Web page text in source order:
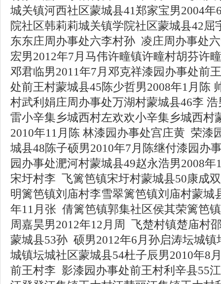
城关镇河西社区蒙城县41郑家宝男2004
院社区韩莉莉城关镇学院社区蒙城县42屈
东东庄周办事处六李村孙 凌庄周办事处
宏男2012年7月马伟许疃镇许疃村胡芬许
邓君临男2011年7月邓克祥漆园办事处前
处前王村蒙城县45陈少哲男2008年1月陈
村武利娟庄周办事处万湖村蒙城县46李
雷小辛集乡城西村左欢欢小辛集乡城西村
2010年11月陈 林漆园办事处宫庄黄 荣漆
城县48陈子硕男2010年7月陈继付漆园办
园办事处淝河村蒙城县49赵永浩男2008年
宋圩村李 飞篱笆镇宋圩村蒙城县50康成
明篱笆镇刘庙村李雪翠篱笆镇刘庙村蒙城
年11月张 倩篱笆镇郭集社区侯其荣篱笆
周嘉昊男2012年12月周 飞楚村镇楚庙村
蒙城县53孙 硕男2012年6月孙启涛坛城镇
城镇坛城社区蒙城县54杜子辰男2010年8
前王村李 影漆园办事处前王村利辛县55